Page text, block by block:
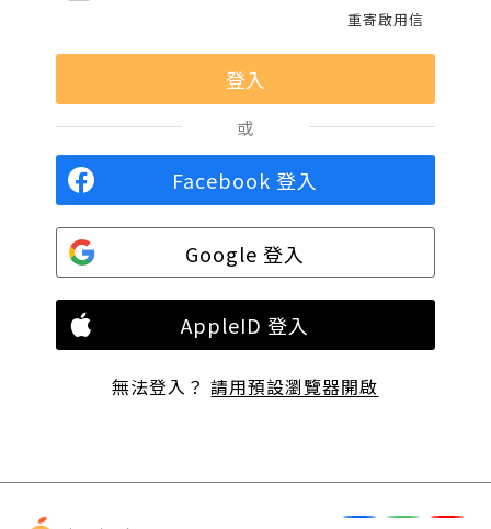
重寄啟用信
或
Facebook 登入
Google 登入
AppleID 登入
無法登入？請用預設瀏覽器開啟